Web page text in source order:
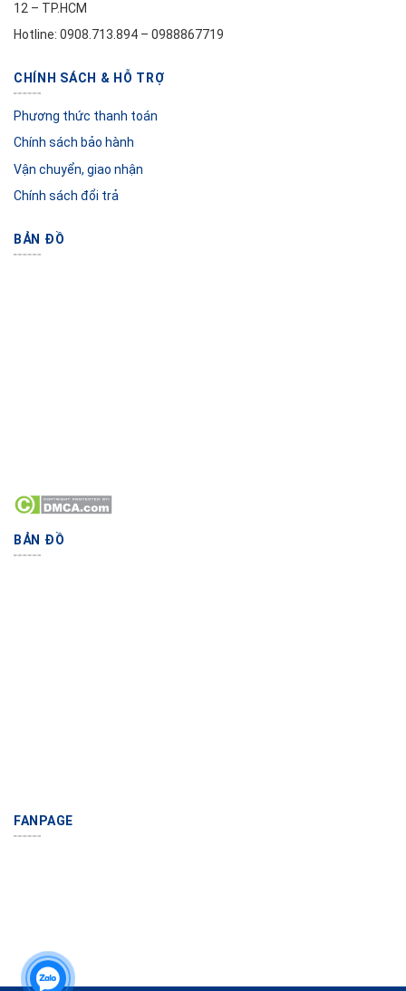
12 – TP.HCM
Hotline: 0908.713.894 – 0988867719
CHÍNH SÁCH & HỖ TRỢ
Phương thức thanh toán
Chính sách bảo hành
Vận chuyển, giao nhận
Chính sách đổi trả
BẢN ĐỒ
BẢN ĐỒ
FANPAGE